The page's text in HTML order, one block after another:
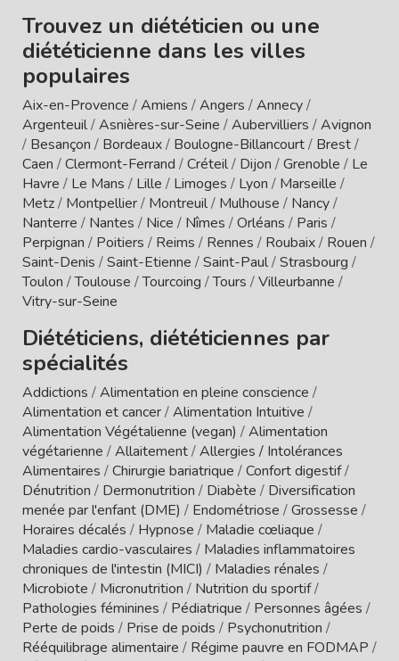
Trouvez un diététicien ou une
diététicienne dans les villes
populaires
Aix-en-Provence /Amiens /Angers /Annecy/
Argenteuil/Asnières-sur-Seine /Aubervilliers /Avignon
/ Besançon / Bordeaux/ Boulogne-Billancourt/ Brest/
Caen /Clermont-Ferrand /Créteil/ Dijon /Grenoble / Le
Havre / Le Mans / Lille / Limoges / Lyon / Marseille /
Metz/ Montpellier/ Montreuil/ Mulhouse / Nancy/
Nanterre / Nantes / Nice / Nîmes /Orléans / Paris /
Perpignan / Poitiers / Reims / Rennes / Roubaix/ Rouen /
Saint-Denis /Saint-Etienne /Saint-Paul/Strasbourg /
Toulon /Toulouse /Tourcoing /Tours /Villeurbanne /
Vitry-sur-Seine
Diététiciens, diététiciennes par
spécialités
Addictions /Alimentation en pleine conscience /
Alimentation et cancer/Alimentation Intuitive /
Alimentation Végétalienne (vegan) /Alimentation
végétarienne /Allaitement/Allergies / Intolérances
Alimentaires /Chirurgie bariatrique /Confort digestif/
Dénutrition / Dermonutrition / Diabète / Diversification
menée par l'enfant (DME) / Endométriose /Grossesse /
Horaires décalés / Hypnose / Maladie cœliaque /
Maladies cardio-vasculaires / Maladies inflammatoires
chroniques de l'intestin (MICI) / Maladies rénales /
Microbiote / Micronutrition / Nutrition du sportif/
Pathologies féminines / Pédiatrique / Personnes âgées /
Perte de poids / Prise de poids / Psychonutrition /
Rééquilibrage alimentaire / Régime pauvre en FODMAP /